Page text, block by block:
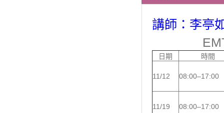
講師：李亭
日期 時間
11/12 08:00–17:00
11/19 08:00–17:00